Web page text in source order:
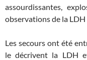
assourdissantes,
observations de la
Les secours ont été
le décrivent la LDH